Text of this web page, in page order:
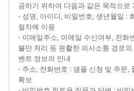
공하기 위하여 다음과 같은 목적으
- 성명, 아이디, 비밀번호, 생년월일 :
절차에 이용
- 이메일주소, 이메일 수신여부, 전화
불만 처리 등 원활한 의사소통 경로
벤트 정보의 안내
- 주소, 전화번호 : 샘플 신청 및 주문,
확보